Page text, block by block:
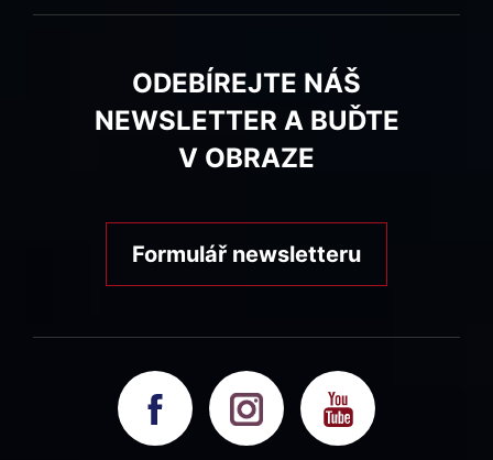
ODEBÍREJTE NÁŠ
NEWSLETTER A BUĎTE
V OBRAZE
Formulář newsletteru